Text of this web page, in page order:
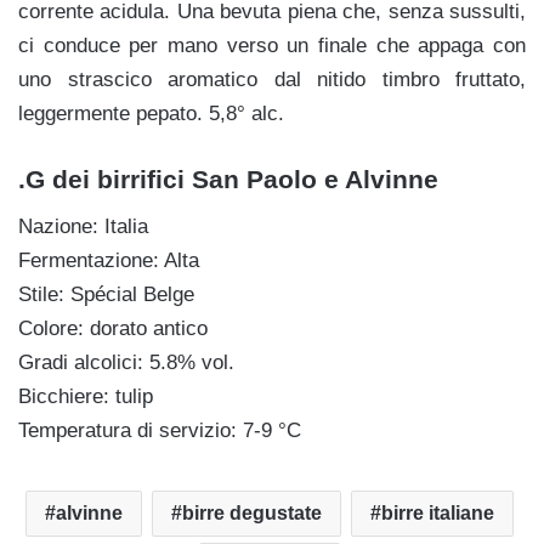
corrente acidula. Una bevuta piena che, senza sussulti,
ci conduce per mano verso un finale che appaga con
uno strascico aromatico dal nitido timbro fruttato,
leggermente pepato. 5,8° alc.
.G dei birrifici San Paolo e Alvinne
Nazione: Italia
Fermentazione: Alta
Stile: Spécial Belge
Colore: dorato antico
Gradi alcolici: 5.8% vol.
Bicchiere: tulip
Temperatura di servizio: 7-9 °C
alvinne birre degustate birre italiane